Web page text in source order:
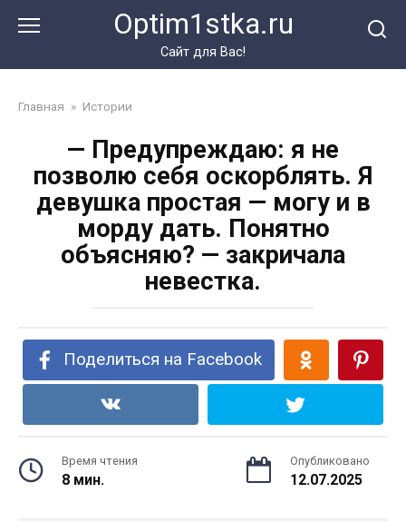
Optim1stka.ru
Сайт для Вас!
Главная » Истории
— Предупреждаю: я не
позволю себя оскорблять. Я
девушка простая — могу и в
морду дать. Понятно
объясняю? — закричала
невестка.
Поделиться на Facebook
Время чтения
8 мин.
Опубликовано
12.07.2025